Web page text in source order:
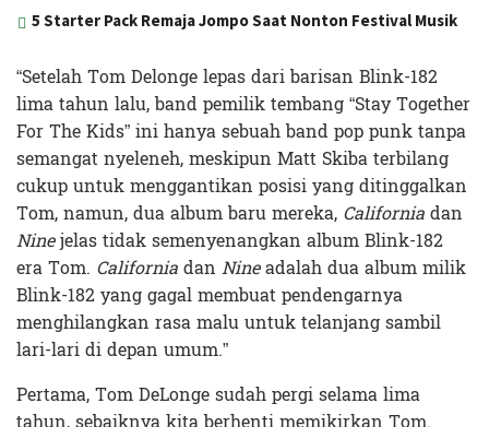
5 Starter Pack Remaja Jompo Saat Nonton Festival Musik
“Setelah Tom Delonge lepas dari barisan Blink-182
lima tahun lalu, band pemilik tembang “Stay Together
For The Kids” ini hanya sebuah band pop punk tanpa
semangat nyeleneh, meskipun Matt Skiba terbilang
cukup untuk menggantikan posisi yang ditinggalkan
Tom, namun, dua album baru mereka, Californiadan
Ninejelas tidak semenyenangkan album Blink-182
era Tom. Californiadan Nineadalah dua album milik
Blink-182 yang gagal membuat pendengarnya
menghilangkan rasa malu untuk telanjang sambil
lari-lari di depan umum.”
Pertama, Tom DeLonge sudah pergi selama lima